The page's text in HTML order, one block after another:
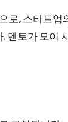
로, 스타트업
멘토가 모여